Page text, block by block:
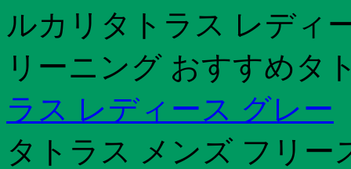
ルカリタトラス レディ
リーニング おすすめタ
ラス レディース グレー
タトラス メンズ フリー